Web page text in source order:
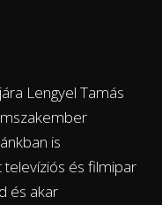
Lengyel Tamás
is
és filmipar
és akar